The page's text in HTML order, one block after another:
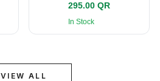
295.00 QR
In Stock
VIEW ALL